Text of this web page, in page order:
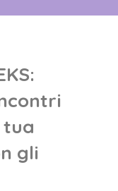
gli